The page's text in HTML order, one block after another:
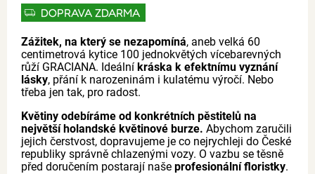
DOPRAVA ZDARMA
Zážitek, na který se nezapomíná, aneb velká 60
centimetrová kytice 100 jednokvětých vícebarevných
růží GRACIANA. Ideální kráska k efektnímu vyznání
lásky, přání k narozeninám i kulatému výročí. Nebo
třeba jen tak, pro radost.
Květiny odebíráme od konkrétních pěstitelů na
největší holandské květinové burze. Abychom zaručili
jejich čerstvost, dopravujeme je co nejrychleji do České
republiky správně chlazenými vozy. O vazbu se těsně
před doručením postarají naše profesionální floristky.